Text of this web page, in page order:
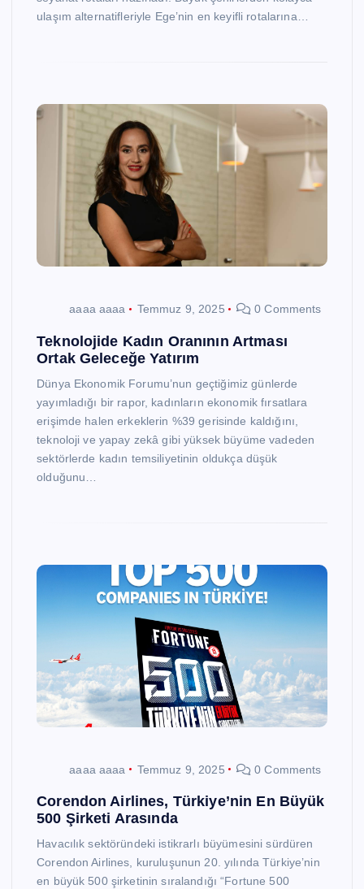
ulaşım alternatifleriyle Ege’nin en keyifli rotalarına…
aaaa aaaa Temmuz 9, 2025 0 Comments
Teknolojide Kadın Oranının Artması
Ortak Geleceğe Yatırım
Dünya Ekonomik Forumu’nun geçtiğimiz günlerde
yayımladığı bir rapor, kadınların ekonomik fırsatlara
erişimde halen erkeklerin %39 gerisinde kaldığını,
teknoloji ve yapay zekâ gibi yüksek büyüme vadeden
sektörlerde kadın temsiliyetinin oldukça düşük
olduğunu…
aaaa aaaa Temmuz 9, 2025 0 Comments
Corendon Airlines, Türkiye’nin En Büyük
500 Şirketi Arasında
Havacılık sektöründeki istikrarlı büyümesini sürdüren
Corendon Airlines, kuruluşunun 20. yılında Türkiye’nin
en büyük 500 şirketinin sıralandığı “Fortune 500